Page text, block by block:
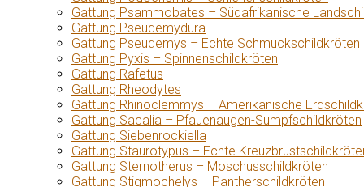
Gattung Psammobates – Südafrikanische
Gattung Pseudemydura
Gattung Pseudemys – Echte Schmuckschildkröten
Gattung Pyxis – Spinnenschildkröten
Gattung Rafetus
Gattung Rheodytes
Gattung Rhinoclemmys – Amerikanische
Gattung Sacalia – Pfauenaugen-Sumpfschildkröten
Gattung Siebenrockiella
Gattung Staurotypus – Echte
Gattung Sternotherus – Moschusschildkröten
Gattung Stigmochelys – Pantherschildkröten